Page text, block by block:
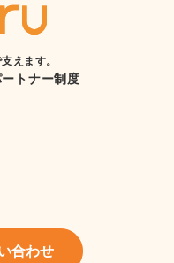
えます。
トナー制度
合わせ